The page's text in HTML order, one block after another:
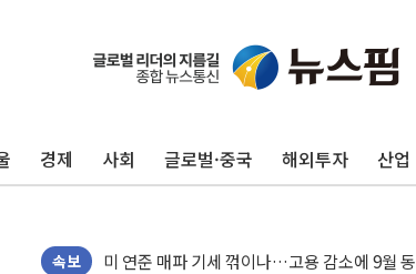
경제 사회 글로벌·중국 해외투자 산업
속보
민주, 오늘 제주·인천 경선 결과 발표...'김민석
한상협, 업계 개인정보 보안 새판 짠다…'자율
트럼프, 쿡 연준 이사 해임 재추진…"26일까지
유럽증시, 美 고용 예상 밖 부진에 연준 금리
[종합] 이슬람 수니파 3국, '공동방위협정' 체